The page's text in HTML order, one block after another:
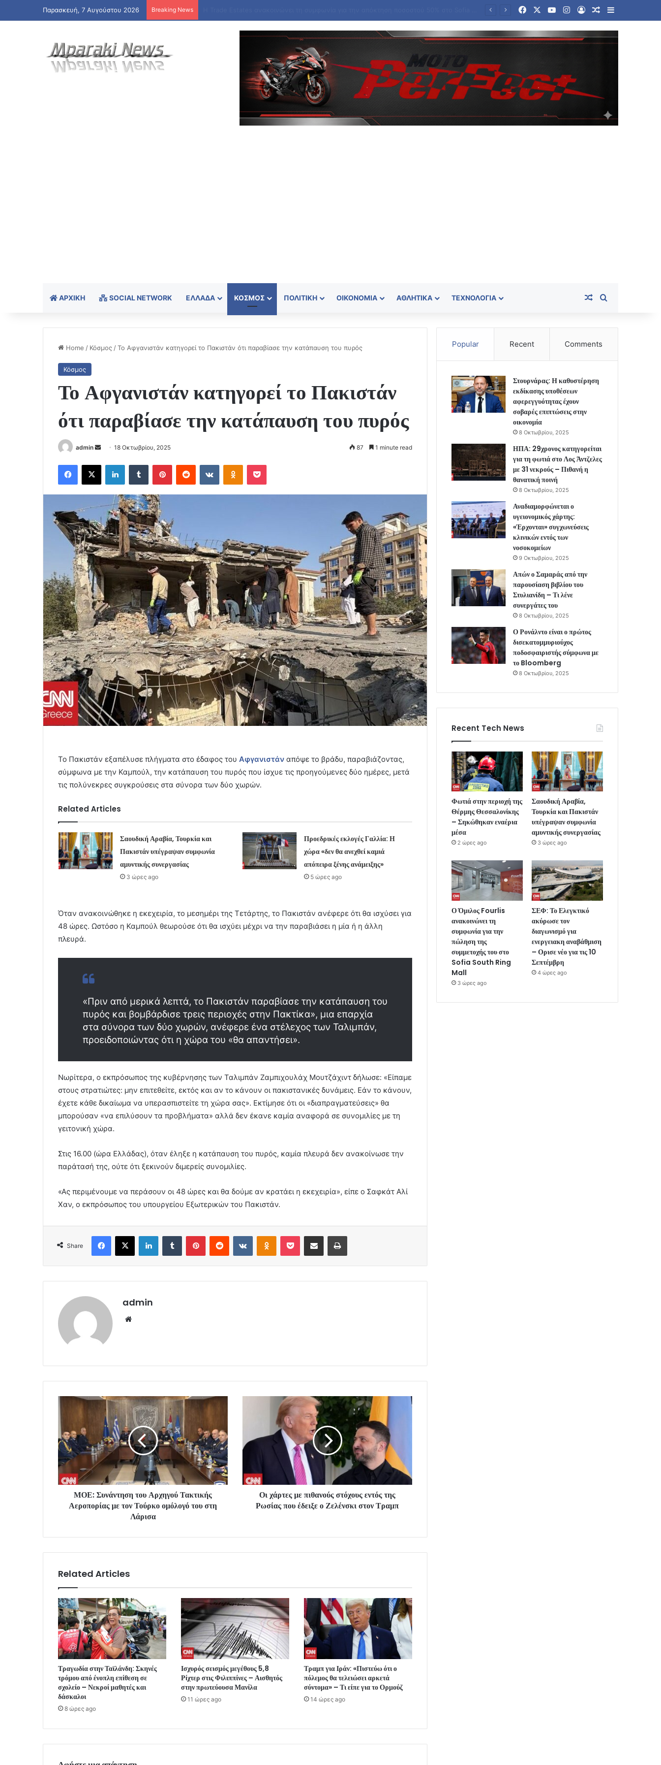
Παρασκευή, 7 Αυγούστου 2026 Breaking News FacebookYouTubeInstagram
Log InRandom Article
Sidebar
ΑΡΧΙΚΉ SOCIAL NETWORK ΕΛΛΆΔΑ ΚΌΣΜΟΣ ΠΟΛΙΤΙΚΉ ΟΙΚΟΝΟΜΊΑ ΑΘΛΗΤΙΚΆ ΤΕΧΝΟΛΟΓΊΑ Random Article
Home / Κόσμος /Το Αφγανιστάν κατηγορεί το Πακιστάν ότι παραβίασε την κατάπαυση του πυρός
Κόσμος
Το Αφγανιστάν κατηγορεί το Πακιστάν
ότι παραβίασε την κατάπαυση του πυρός
admin
Send
email
18 Οκτωβρίου, 2025 87 1 minute read
Facebook
X LinkedInTumblr PinterestReddit VKontakteOdnoklassniki
Pocket
Το Πακιστάν εξαπέλυσε πλήγματα στο έδαφος του Αφγανιστάν απόψε το βράδυ, παραβιάζοντας,
σύμφωνα με την Καμπούλ, την κατάπαυση του πυρός που ίσχυε τις προηγούμενες δύο ημέρες, μετά
τις πολύνεκρες συγκρούσεις στα σύνορα των δύο χωρών.
Related Articles
Σαουδική Αραβία, Τουρκία και
Πακιστάν υπέγραψαν συμφωνία
αμυντικής συνεργασίας
3 ώρες ago
Προεδρικές εκλογές Γαλλία: Η
χώρα «δεν θα ανεχθεί καμιά
απόπειρα ξένης ανάμειξης»
5 ώρες ago
Όταν ανακοινώθηκε η εκεχειρία, το μεσημέρι της Τετάρτης, το Πακιστάν ανέφερε ότι θα ισχύσει για
48 ώρες. Ωστόσο η Καμπούλ θεωρούσε ότι θα ισχύει μέχρι να την παραβιάσει η μία ή η άλλη
πλευρά.
«Πριν από μερικά λεπτά, το Πακιστάν παραβίασε την κατάπαυση του
πυρός και βομβάρδισε τρεις περιοχές στην Πακτίκα», μια επαρχία
στα σύνορα των δύο χωρών, ανέφερε ένα στέλεχος των Ταλιμπάν,
προειδοποιώντας ότι η χώρα του «θα απαντήσει».
Νωρίτερα, ο εκπρόσωπος της κυβέρνησης των Ταλιμπάν Ζαμπιχουλάχ Μουτζάχιντ δήλωσε: «Είπαμε
στους στρατιώτες: μην επιτεθείτε, εκτός και αν το κάνουν οι πακιστανικές δυνάμεις. Εάν το κάνουν,
έχετε κάθε δικαίωμα να υπερασπιστείτε τη χώρα σας». Εκτίμησε ότι οι «διαπραγματεύσεις» θα
μπορούσαν «να επιλύσουν τα προβλήματα» αλλά δεν έκανε καμία αναφορά σε συνομιλίες με τη
γειτονική χώρα.
Στις 16.00 (ώρα Ελλάδας), όταν έληξε η κατάπαυση του πυρός, καμία πλευρά δεν ανακοίνωσε την
παράτασή της, ούτε ότι ξεκινούν διμερείς συνομιλίες.
«Ας περιμένουμε να περάσουν οι 48 ώρες και θα δούμε αν κρατάει η εκεχειρία», είπε ο Σαφκάτ Αλί
Χαν, ο εκπρόσωπος του υπουργείου Εξωτερικών του Πακιστάν.
Share
Facebook
X LinkedInTumblr PinterestReddit VKontakteOdnoklassniki
Pocket Share via Email Print
admin
ΜΟΕ: Συνάντηση του Αρχηγού Τακτικής
Αεροπορίας με τον Τούρκο ομόλογό του στη
Λάρισα
Οι χάρτες με πιθανούς στόχους εντός της
Ρωσίας που έδειξε ο Ζελένσκι στον Τραμπ
Related Articles
Τραγωδία στην Ταϊλάνδη: Σκηνές
τρόμου από ένοπλη επίθεση σε
σχολείο – Νεκροί μαθητές και
δάσκαλοι
8 ώρες ago
Ισχυρός σεισμός μεγέθους 5,8
Ρίχτερ στις Φιλιππίνες – Αισθητός
στην πρωτεύουσα Μανίλα
11 ώρες ago
Τραμπ για Ιράν: «Πιστεύω ότι ο
πόλεμος θα τελειώσει αρκετά
σύντομα» – Τι είπε για το Ορμούζ
14 ώρες ago
Popular Recent Comments
Στουρνάρας: Η καθυστέρηση
εκδίκασης υποθέσεων
αφερεγγυότητας έχουν
σοβαρές επιπτώσεις στην
οικονομία
8 Οκτωβρίου, 2025
ΗΠΑ: 29χρονος κατηγορείται
για τη φωτιά στο Λος Άντζελες
με 31 νεκρούς – Πιθανή η
θανατική ποινή
8 Οκτωβρίου, 2025
Αναδιαμορφώνεται ο
υγειονομικός χάρτης:
«Έρχονται» συγχωνεύσεις
κλινικών εντός των
νοσοκομείων
9 Οκτωβρίου, 2025
Απών ο Σαμαράς από την
παρουσίαση βιβλίου του
Στυλιανίδη – Τι λένε
συνεργάτες του
8 Οκτωβρίου, 2025
Ο Ρονάλντο είναι ο πρώτος
δισεκατομμυριούχος
ποδοσφαιριστής σύμφωνα με
το Bloomberg
8 Οκτωβρίου, 2025
Recent Tech News
Φωτιά στην περιοχή της
Θέρμης Θεσσαλονίκης
– Σηκώθηκαν εναέρια
μέσα
2 ώρες ago
Σαουδική Αραβία,
Τουρκία και Πακιστάν
υπέγραψαν συμφωνία
αμυντικής συνεργασίας
3 ώρες ago
Ο Όμιλος Fourlis
ανακοινώνει τη
συμφωνία για την
πώληση της
συμμετοχής του στο
Sofia South Ring
Mall
3 ώρες ago
ΣΕΦ: Το Ελεγκτικό
ακύρωσε τον
διαγωνισμό για
ενεργειακη αναβάθμιση
– Ορισε νέο για τις 10
Σεπτέμβρη
4 ώρες ago